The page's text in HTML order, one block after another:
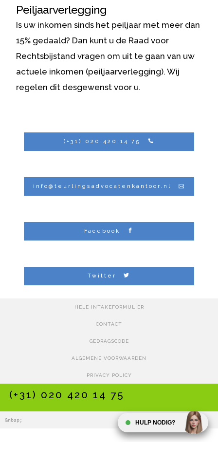
Peiljaarverlegging
Is uw inkomen sinds het peiljaar met meer dan
15% gedaald? Dan kunt u de Raad voor
Rechtsbijstand vragen om uit te gaan van uw
actuele inkomen (peiljaarverlegging). Wij
regelen dit desgewenst voor u.
(+31) 020 420 14 75
info@teurlingsadvocatenkantoor.nl
Facebook
Twitter
HELE INTAKEFORMULIER
CONTACT
GEDRAGSCODE
ALGEMENE VOORWAARDEN
PRIVACY POLICY
(+31) 020 420 14 75
&nbsp; HULP NODIG?